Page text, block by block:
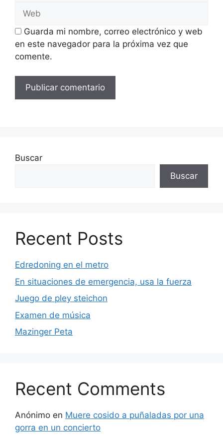
Web
Guarda mi nombre, correo electrónico y web
en este navegador para la próxima vez que
comente.
Buscar
Buscar
Recent Posts
Edredoning en el metro
En situaciones de emergencia, usa la fuerza
Juego de pley steichon
Examen de música
Mazinger Peta
Recent Comments
Anónimo en Muere cosido a puñaladas por una
gorra en un concierto